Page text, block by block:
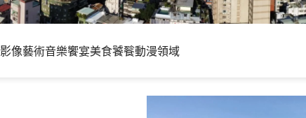
影像藝術音樂饗宴美食饕餮動漫領域